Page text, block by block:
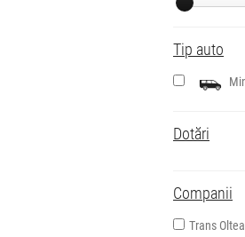
Tip auto
Dotări
Companii
Trans